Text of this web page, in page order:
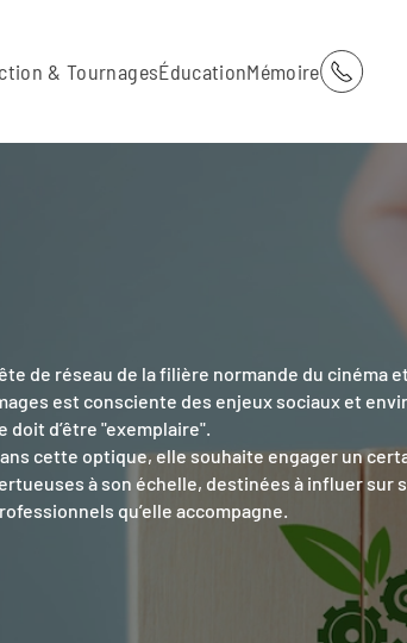
& TournagesÉducationMémoire
de réseau de la filière normande du cinéma
est consciente des enjeux sociaux et
doit d’être "exemplaire".
cette optique, elle souhaite engager un
à son échelle, destinées à influer sur
qu’elle accompagne.